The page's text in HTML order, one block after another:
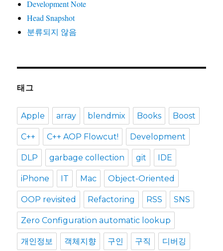
Development Note
Head Snapshot
분류되지 않음
태그
Apple array blendmix Books Boost
C++ C++ AOP Flowcut! Development
DLP garbage collection git IDE
iPhone IT Mac Object-Oriented
OOP revisited Refactoring RSS SNS
Zero Configuration automatic lookup
개인정보 객체지향 구인 구직 디버깅